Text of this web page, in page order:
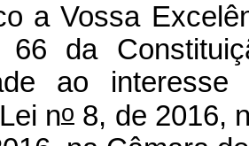
a Vossa
da
ao
no8, de 2016,